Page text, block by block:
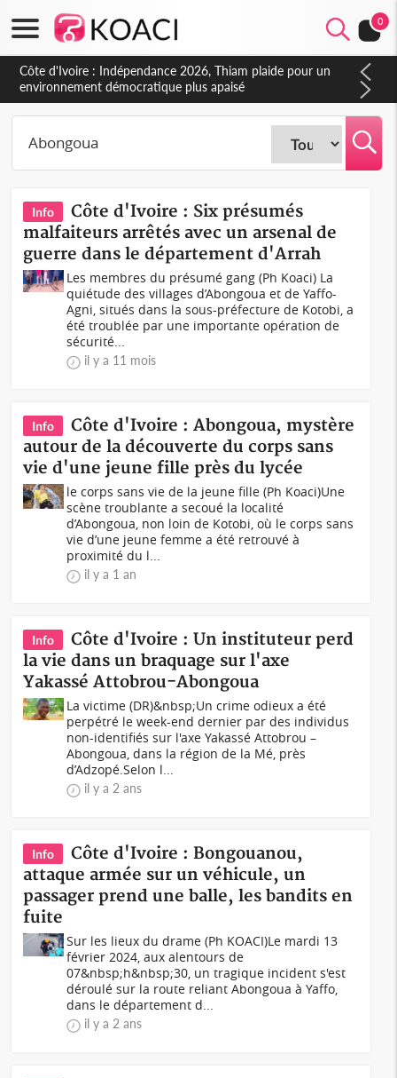
0
Côte d'Ivoire : Indépendance 2026, Thiam plaide pour un
environnement démocratique plus apaisé
Info
Côte d'Ivoire : Six présumés
malfaiteurs arrêtés avec un arsenal de
guerre dans le département d'Arrah
Les membres du présumé gang (Ph Koaci) La
quiétude des villages d’Abongoua et de Yaffo-
Agni, situés dans la sous-préfecture de Kotobi, a
été troublée par une importante opération de
sécurité...
il y a 11 mois
Info
Côte d'Ivoire : Abongoua, mystère
autour de la découverte du corps sans
vie d'une jeune fille près du lycée
le corps sans vie de la jeune fille (Ph Koaci)Une
scène troublante a secoué la localité
d’Abongoua, non loin de Kotobi, où le corps sans
vie d’une jeune femme a été retrouvé à
proximité du l...
il y a 1 an
Info
Côte d'Ivoire : Un instituteur perd
la vie dans un braquage sur l'axe
Yakassé Attobrou-Abongoua
La victime (DR)&nbsp;Un crime odieux a été
perpétré le week-end dernier par des individus
non-identifiés sur l'axe Yakassé Attobrou –
Abongoua, dans la région de la Mé, près
d’Adzopé.Selon l...
il y a 2 ans
Info
Côte d'Ivoire : Bongouanou,
attaque armée sur un véhicule, un
passager prend une balle, les bandits en
fuite
Sur les lieux du drame (Ph KOACI)Le mardi 13
février 2024, aux alentours de
07&nbsp;h&nbsp;30, un tragique incident s'est
déroulé sur la route reliant Abongoua à Yaffo,
dans le département d...
il y a 2 ans